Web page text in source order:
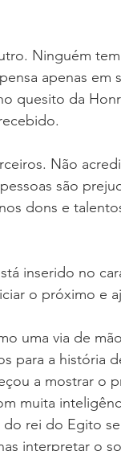
Ninguém
apenas em
quesito da
Não
são
dons e
inserido no
o próximo e
uma via de
para a história
a mostrar o
muita
rei do Egito
interpretar o